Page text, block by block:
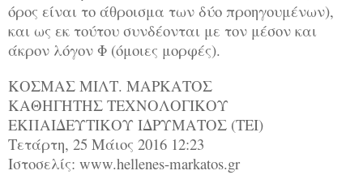
όρος είναι το άθροισμα των δύο προηγουμένων),
και ως εκ τούτου συνδέονται με τον μέσον και
άκρον λόγον Φ (όμοιες μορφές).
ΚΟΣΜΑΣ ΜΙΛΤ. ΜΑΡΚΑΤΟΣ
ΚΑΘΗΓΗΤΗΣ ΤΕΧΝΟΛΟΓΙΚΟΥ
ΕΚΠΑΙΔΕΥΤΙΚΟΥ ΙΔΡΥΜΑΤΟΣ (ΤΕΙ)
Τετάρτη, 25 Μάιος 2016 12:23
Ιστοσελίς: www.hellenes-markatos.gr